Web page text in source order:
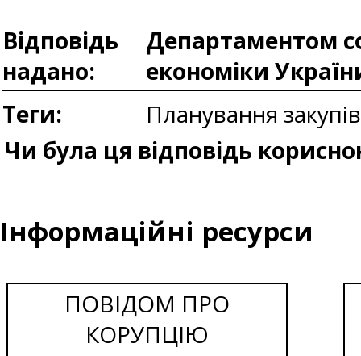
Відповідь
надано:
Департаментом
економіки
Теги:
Планування
Чи була ця відповідь
Інформаційні ресурси
ПОВІДОМ ПРО
КОРУПЦІЮ